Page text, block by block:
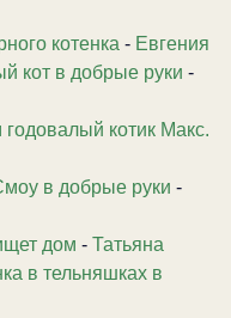
котенка - Евгения
кот в добрые руки -
котик Макс.
в добрые руки -
дом - Татьяна
в тельняшках в